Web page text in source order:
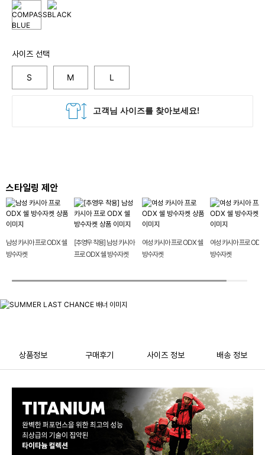
사이즈 선택
S M L
스타일링 제안
남성 카시아 프로 ODX 쉘
방수자켓
[추영우 착용] 남성 카시아
프로 ODX 쉘 방수자켓
여성 카시아 프로 ODX 쉘
방수자켓
여성 카시아 프로
방수자켓
상품정보 구매후기 사이즈 정보 배송 정보